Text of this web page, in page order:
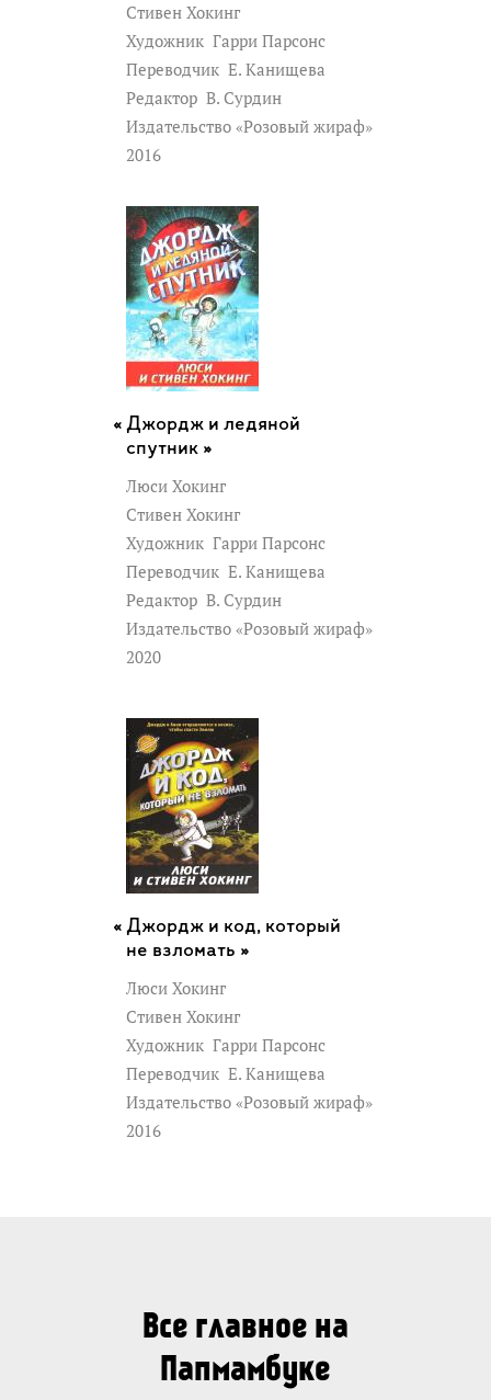
Стивен Хокинг
Художник Гарри Парсонс
Переводчик Е. Канищева
Редактор В. Сурдин
Издательство «Розовый жираф»
2016
Джордж и ледяной
спутник »
Люси Хокинг
Стивен Хокинг
Художник Гарри Парсонс
Переводчик Е. Канищева
Редактор В. Сурдин
Издательство «Розовый жираф»
2020
Джордж и код, который
не взломать »
Люси Хокинг
Стивен Хокинг
Художник Гарри Парсонс
Переводчик Е. Канищева
Издательство «Розовый жираф»
2016
Все главное на
Папмамбуке